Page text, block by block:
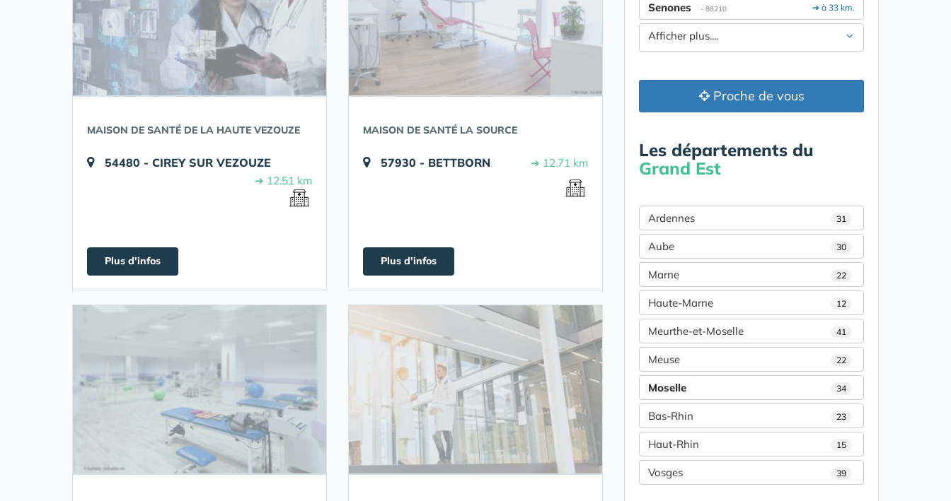
MAISON DE SANTÉ DE LA HAUTE VEZOUZE
54480 - CIREY SUR VEZOUZE
➔ 12.51 km
Plus d'infos
MAISON DE SANTÉ LA SOURCE
57930 - BETTBORN ➔ 12.71 km
Plus d'infos
➔ à 33 km.
Senones - 88210
Afficher plus....
Proche de vous
Les départements du
Grand Est
Ardennes 31
Aube 30
Marne 22
Haute-Marne 12
Meurthe-et-Moselle 41
Meuse 22
Moselle 34
Bas-Rhin 23
Haut-Rhin 15
Vosges 39